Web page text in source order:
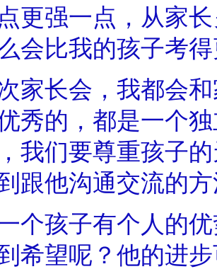
更强一点，从家
会比我的孩子考
长会，我都会和
秀的，都是一个
我们要尊重孩子
跟他沟通交流的
孩子有个人的优
希望呢？他的进